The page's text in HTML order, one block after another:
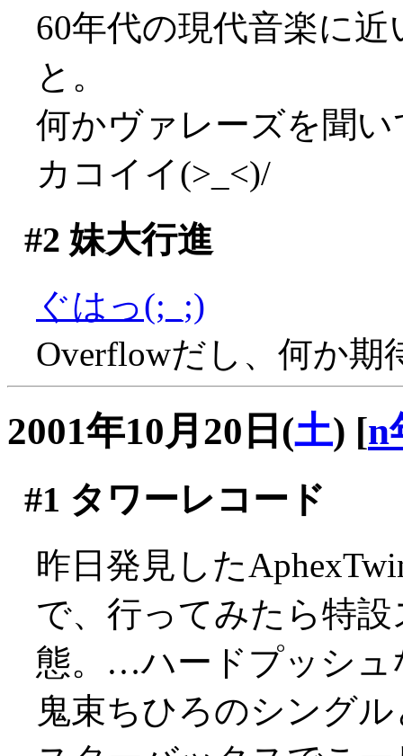
60年代の現代音楽に
と。
何かヴァレーズを聞
カコイイ(>_<)/
#2 妹大行進
ぐはっ(;_;)
Overflowだし、何か
2001年10月20日(土) [n
#1 タワーレコード
昨日発見した
で、行ってみたら特
態。…ハードプッシュ
鬼束ちひろのシング